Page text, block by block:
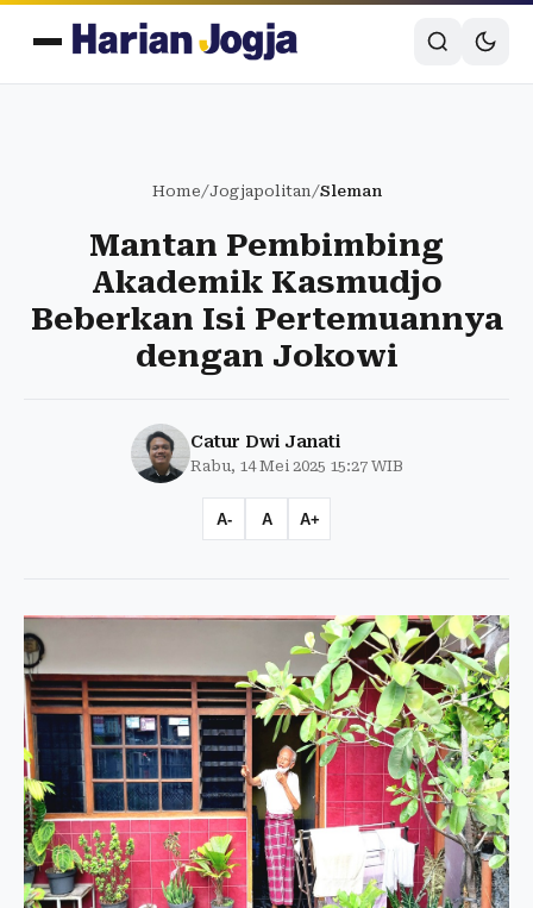
Home/Jogjapolitan/Sleman
Mantan Pembimbing
Akademik Kasmudjo
Beberkan Isi Pertemuannya
dengan Jokowi
Catur Dwi Janati
Rabu, 14 Mei 2025 15:27 WIB
A- A A+